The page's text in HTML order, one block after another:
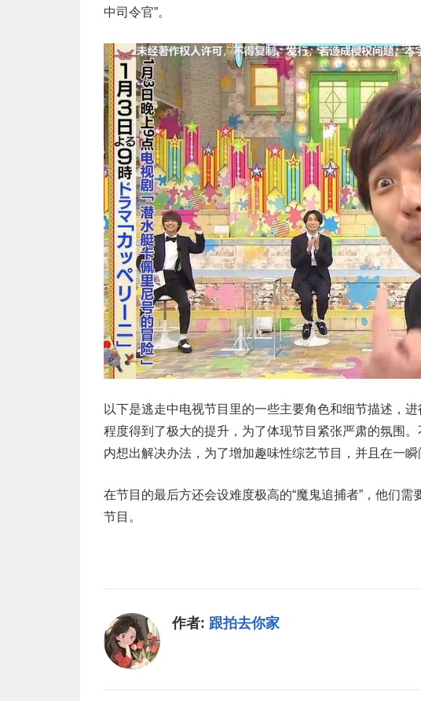
中司令官”。
以下是逃走中电视节目里的一些主要角色和细节描述，
程度得到了极大的提升，为了体现节目紧张严肃的氛围
内想出解决办法，为了增加趣味性综艺节目，并且在一瞬
在节目的最后方还会设难度极高的“魔鬼追捕者”，他们
节目。
作者: 跟拍去你家